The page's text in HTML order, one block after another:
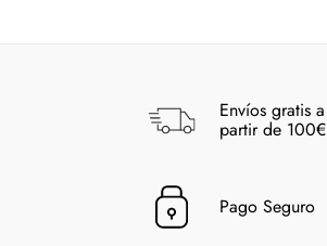
Envíos gratis a
partir de 100€
Pago Seguro